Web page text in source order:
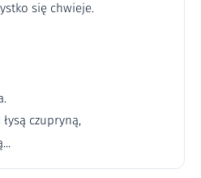
się chwieje.
czupryną,